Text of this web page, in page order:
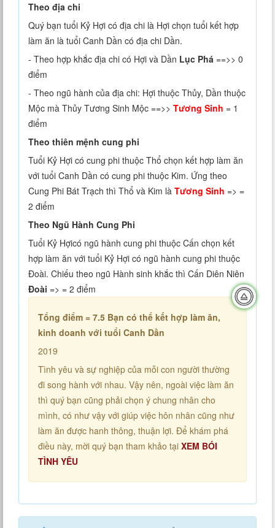
Theo địa chi
Quý bạn tuổi Kỷ Hợi có địa chi là Hợi chọn tuổi kết hợp
làm ăn là tuổi Canh Dần có địa chi Dần.
- Theo hợp khắc địa chi có Hợi và Dần Lục Phá ==>> 0
điểm
- Theo ngũ hành của địa chi: Hợi thuộc Thủy, Dần thuộc
Mộc mà Thủy Tương Sinh Mộc ==>> Tương Sinh = 1
điểm
Theo thiên mệnh cung phi
Tuổi Kỷ Hợi có cung phi thuộc Thổ chọn kết hợp làm ăn
với tuổi Canh Dần có cung phi thuộc Kim. Ứng theo
Cung Phi Bát Trạch thì Thổ và Kim là Tương Sinh => =
2 điểm
Theo Ngũ Hành Cung Phi
Tuổi Kỷ Hợicó ngũ hành cung phi thuộc Cấn chọn kết
hợp làm ăn với tuổi Kỷ Hợi có ngũ hành cung phi thuộc
Đoài. Chiếu theo ngũ Hành sinh khắc thì Cấn Diên Niên
Đoài => = 2 điểm
Tổng điểm = 7.5 Bạn có thể kết hợp làm ăn,
kinh doanh với tuổi Canh Dần
2019
Tình yêu và sự nghiệp của mỗi con người thường
đi song hành với nhau. Vậy nên, ngoài việc làm ăn
thì quý bạn cũng phải chọn ý chung nhân cho
mình, có như vậy với giúp việc hôn nhân cũng như
làm ăn được hanh thông, thuận lợi. Để khám phá
điều này, mời quý bạn tham khảo tại XEM BÓI
TÌNH YÊU